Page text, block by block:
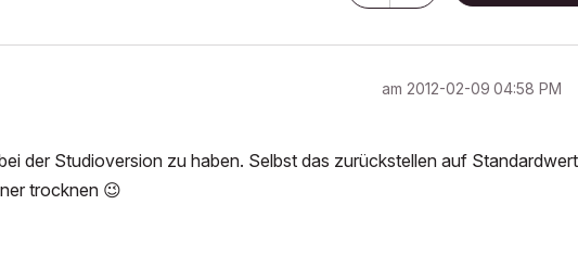
am ‎2012-02-09 04:58 PM
der Studioversion zu haben. Selbst das zurückstellen auf
trocknen 😉